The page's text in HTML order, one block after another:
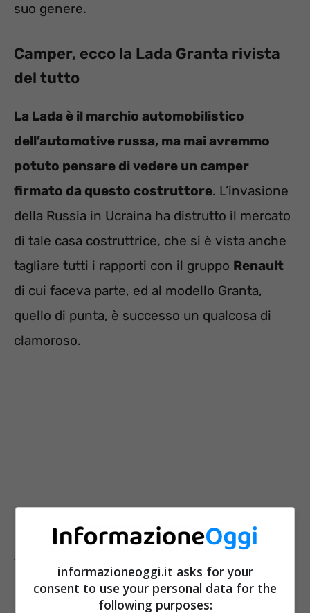
suo genere.
Camper, ecco la Lada Granta rivista
del tutto
La Lada è il marchio automobilistico
dell’automotive russa, ma mai avremmo
potuto pensare di vedere un camper
firmato da questo costruttore. L’invasione
della Russia in Ucraina ha distrutto il mercato
di tale casa costruttrice, che si è vista anche
tagliare tutti i rapporti con il gruppo Renault
di cui faceva parte, ed al modello Granta,
quello di punta, è successo un qualcosa di
clamoroso.
Va però detto che questo modello
nasconde dietro di sé alcune cose poco
informazioneoggi.it asks for your
consent to use your personal data for the
following purposes: